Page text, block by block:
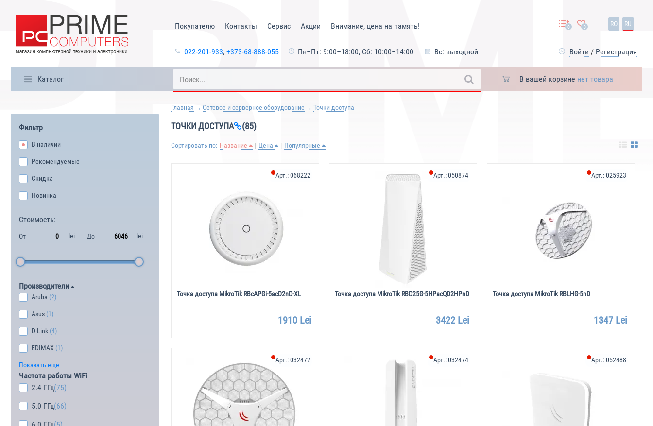
Покупателю Контакты Сервис Акции Внимание, цена на память!
022-201-933, +373-68-888-055 Пн–Пт: 9:00–18:00, Сб: 10:00–14:00 Вс: выходной
0 0 RO RU
Войти / Регистрация
Каталог В вашей корзине нет товара
Фильтр
В наличии
Рекомендуемые
Скидка
Новинка
Стоимость:
От lei До lei
Производители
Aruba (2)
Asus (1)
D-Link (4)
EDIMAX (1)
Показать еще
Частота работы WiFi
2.4 ГГц(75)
5.0 ГГц(66)
Главная Сетевое и серверное оборудование Точки доступа
ТОЧКИ ДОСТУПА (85)
Сортировать по: Название Цена Популярные
Точка доступа MikroTik RBcAPGi-5acD2nD-XL
Арт.:068222
1910 Lei
Точка доступа MikroTik RBD25G-5HPacQD2HPnD
Арт.:050874
3422 Lei
Точка доступа MikroTik RBLHG-5nD
Арт.:025923
1347 Lei
Арт.:032472 Арт.:032474 Арт.:052488